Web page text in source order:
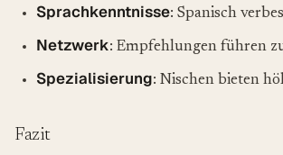
Sprachkenntnisse: Spanisch
Netzwerk: Empfehlungen führen
Spezialisierung: Nischen bieten
Fazit